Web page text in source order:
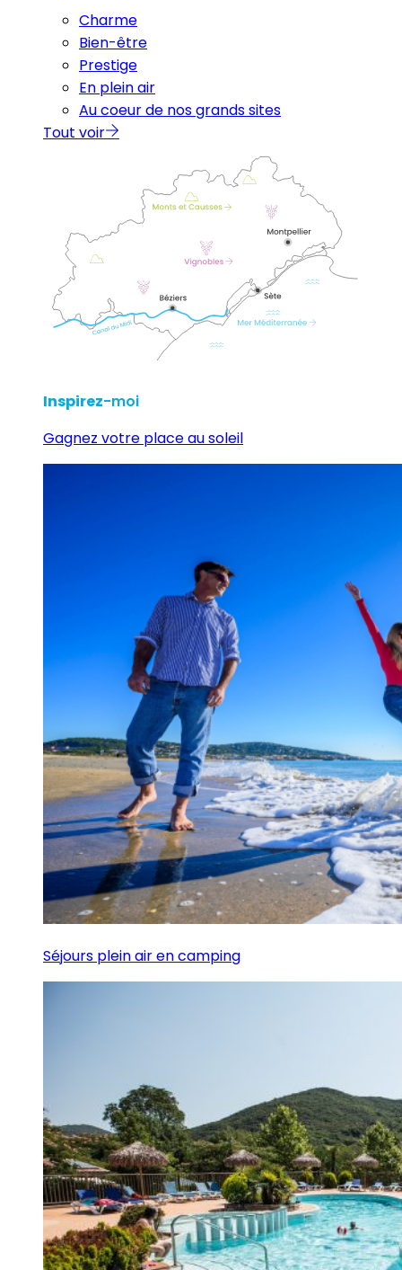
Charme
Bien-être
Prestige
En plein air
Au coeur de nos grands sites
Tout voir
Inspirez-moi
Gagnez votre place au soleil
Séjours plein air en camping